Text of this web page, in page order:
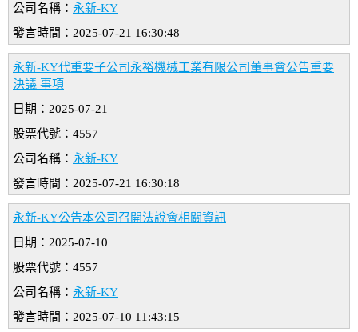
公司名稱： 永新-KY
發言時間：2025-07-21 16:30:48
永新-KY代重要子公司永裕機械工業有限公司董事會公告重要
決議 事項
日期：2025-07-21
股票代號：4557
公司名稱： 永新-KY
發言時間：2025-07-21 16:30:18
永新-KY公告本公司召開法說會相關資訊
日期：2025-07-10
股票代號：4557
公司名稱： 永新-KY
發言時間：2025-07-10 11:43:15